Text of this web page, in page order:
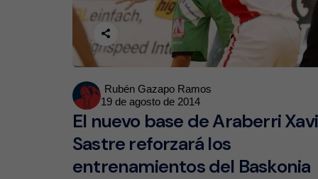
Posted
by
Rubén Gazapo Ramos
19 de agosto de 2014
El nuevo base de Araberri Xavi
Sastre reforzará los
entrenamientos del Baskonia